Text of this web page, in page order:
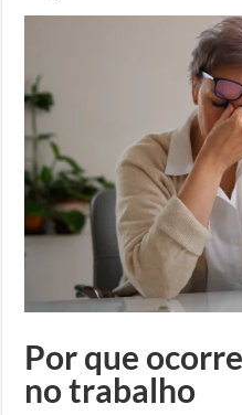
Por que
no trabalho